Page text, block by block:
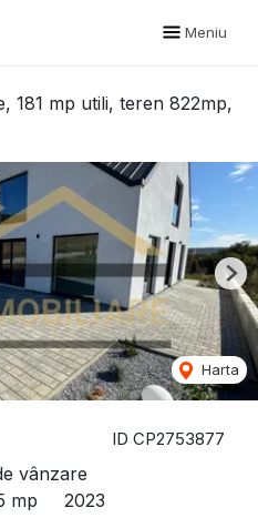
Meniu
181 mp utili, teren 822mp,
ID CP2753877
vânzare
mp 2023
Harta